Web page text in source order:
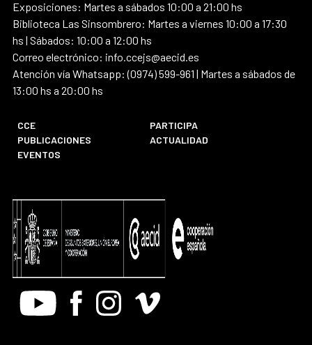
Exposiciones: Martes a sábados 10:00 a 21:00 hs
Biblioteca Las Sinsombrero: Martes a viernes 10:00 a 17:30
hs | Sábados: 10:00 a 12:00 hs
Correo electrónico: info.ccejs@aecid.es
Atención vía Whatsapp: (0974) 599-961 | Martes a sábados de
13:00 hs a 20:00 hs
CCE
PARTICIPA
PUBLICACIONES
ACTUALIDAD
EVENTOS
Youtube FacebookInstagram
Vimeo